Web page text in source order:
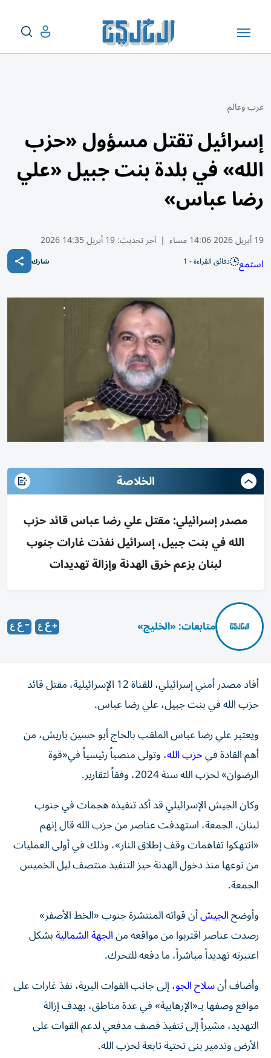
عرب وعالم
إسرائيل تقتل مسؤول «حزب
الله» في بلدة بنت جبيل «علي
رضا عباس»
19 أبريل 2026 14:06 مساء | آخر تحديث:19 أبريل 14:35 2026
استمع دقائق القراءة - 1 شارك
الخلاصة
مصدر إسرائيلي: مقتل علي رضا عباس قائد حزب
الله في بنت جبيل، إسرائيل نفذت غارات جنوب
لبنان بزعم خرق الهدنة وإزالة تهديدات
متابعات: «الخليج»
أفاد مصدر أمني إسرائيلي، للقناة 12 الإسرائيلية، مقتل قائد
حزب الله في بنت جبيل، علي رضا عباس.
ويعتبر علي رضا عباس الملقب بالحاج أبو حسين باريش، من
أهم القادة فيحزب الله، وتولى منصباً رئيسياً في«قوة
الرضوان» لحزب الله سنة 2024، وفقاً لتقارير.
وكان الجيش الإسرائيلي قد أكد تنفيذه هجمات في جنوب
لبنان، الجمعة، استهدفت عناصر من حزب الله قال إنهم
«انتهكوا تفاهمات وقف إطلاق النار»، وذلك في أولى العمليات
من نوعها منذ دخول الهدنة حيز التنفيذ منتصف ليل الخميس
الجمعة.
وأوضحالجيشأن قواته المنتشرة جنوب «الخط الأصفر»
رصدت عناصر اقتربوا من مواقعه منالجهة الشماليةبشكل
اعتبرته تهديداً مباشراً، ما دفعه للتحرك.
وأضاف أنسلاح الجو، إلى جانب القوات البرية، نفذ غارات على
مواقع وصفها بـ«الإرهابية» في عدة مناطق، بهدف إزالة
التهديد، مشيراً إلى تنفيذ قصف مدفعي لدعم القوات على
الأرض وتدمير بنى تحتية تابعة لحزب الله.